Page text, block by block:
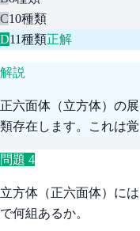
C10種類
D11種類正解
解説
正六面体（立方体）の
類存在します。これは
問題 4
立方体（正六面体）に
で何組あるか。